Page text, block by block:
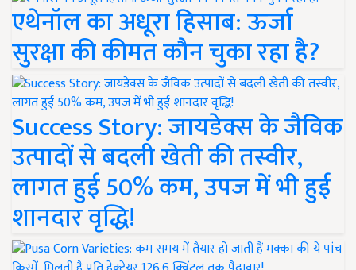
एथेनॉल का अधूरा हिसाब: ऊर्जा
सुरक्षा की कीमत कौन चुका रहा है?
Success Story: जायडेक्स के जैविक
उत्पादों से बदली खेती की तस्वीर,
लागत हुई 50% कम, उपज में भी हुई
शानदार वृद्धि!